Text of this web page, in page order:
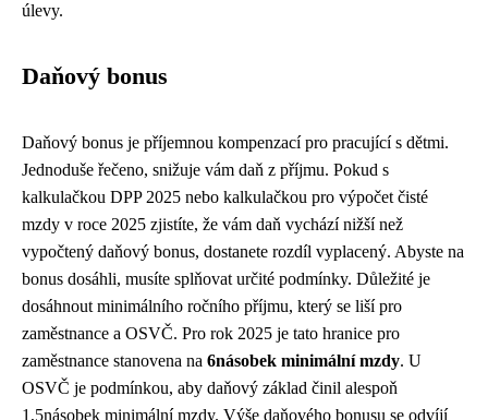
úlevy.
Daňový bonus
Daňový bonus je příjemnou kompenzací pro pracující s dětmi.
Jednoduše řečeno, snižuje vám daň z příjmu. Pokud s
kalkulačkou DPP 2025 nebo kalkulačkou pro výpočet čisté
mzdy v roce 2025 zjistíte, že vám daň vychází nižší než
vypočtený daňový bonus, dostanete rozdíl vyplacený. Abyste na
bonus dosáhli, musíte splňovat určité podmínky. Důležité je
dosáhnout minimálního ročního příjmu, který se liší pro
zaměstnance a OSVČ. Pro rok 2025 je tato hranice pro
zaměstnance stanovena na 6násobek minimální mzdy. U
OSVČ je podmínkou, aby daňový základ činil alespoň
1,5násobek minimální mzdy. Výše daňového bonusu se odvíjí